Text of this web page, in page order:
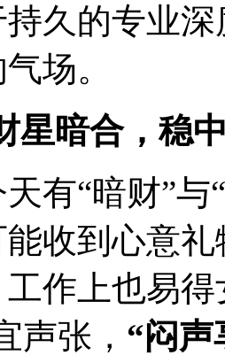
久的专业
场。
星暗合，稳
有“暗财”
收到心意
作上也易
声张， “闷声